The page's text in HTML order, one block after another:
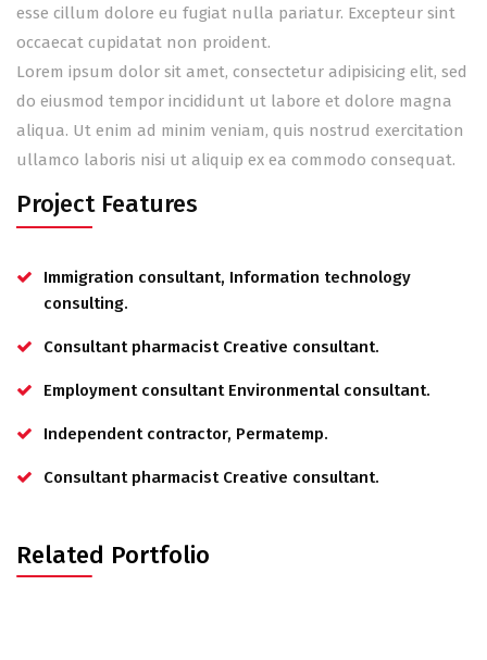
esse cillum dolore eu fugiat nulla pariatur. Excepteur sint
occaecat cupidatat non proident.
Lorem ipsum dolor sit amet, consectetur adipisicing elit, sed
do eiusmod tempor incididunt ut labore et dolore magna
aliqua. Ut enim ad minim veniam, quis nostrud exercitation
ullamco laboris nisi ut aliquip ex ea commodo consequat.
Project Features
Immigration consultant, Information technology
consulting.
Consultant pharmacist Creative consultant.
Employment consultant Environmental consultant.
Independent contractor, Permatemp.
Consultant pharmacist Creative consultant.
Related Portfolio